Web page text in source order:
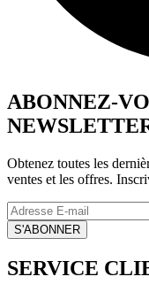
ABONNEZ-
Obtenez toutes les
ventes et les offres.
SERVICE